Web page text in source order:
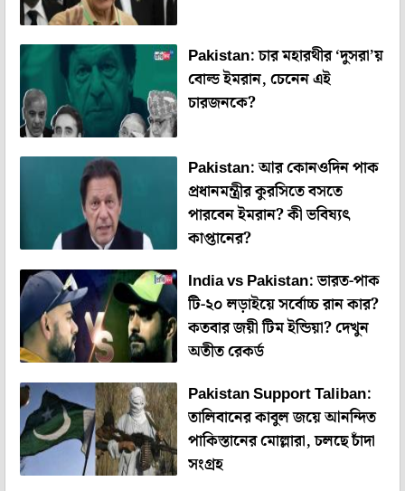
Pakistan: চার মহারথীর ‘দুসরা’য়
বোল্ড ইমরান, চেনেন এই
চারজনকে?
Pakistan: আর কোনওদিন পাক
প্রধানমন্ত্রীর কুরসিতে বসতে
পারবেন ইমরান? কী ভবিষ্যৎ
কাপ্তানের?
India vs Pakistan: ভারত-পাক
টি-২০ লড়াইয়ে সর্বোচ্চ রান কার?
কতবার জয়ী টিম ইন্ডিয়া? দেখুন
অতীত রেকর্ড
Pakistan Support Taliban:
তালিবানের কাবুল জয়ে আনন্দিত
পাকিস্তানের মোল্লারা, চলছে চাঁদা
সংগ্রহ